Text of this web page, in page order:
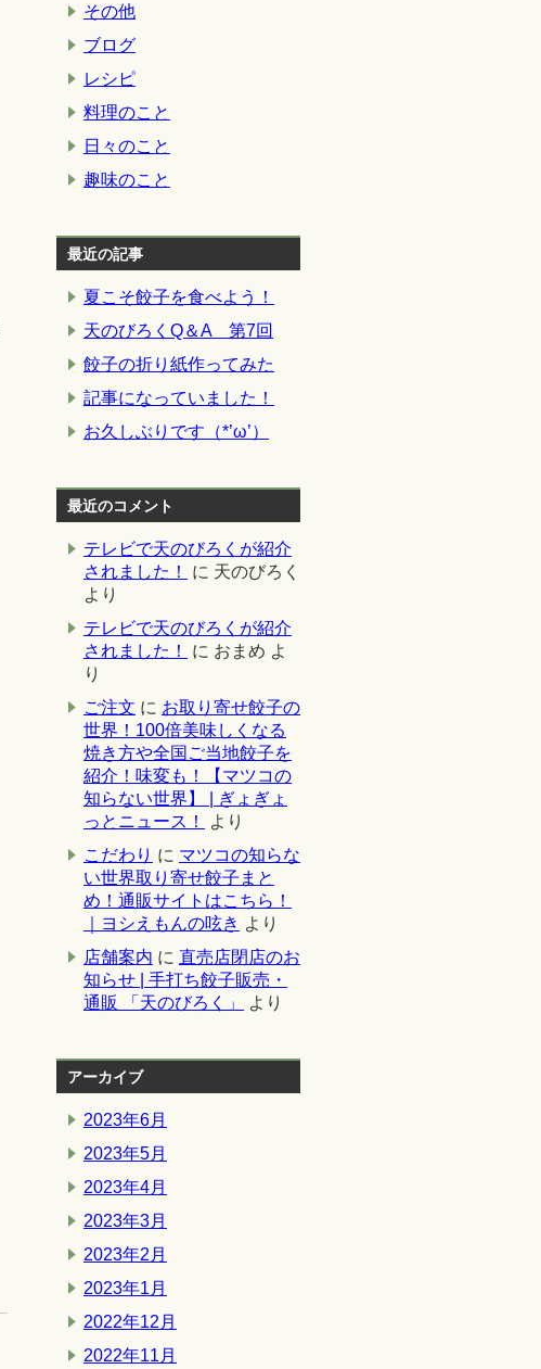
その他
ブログ
レシピ
料理のこと
日々のこと
趣味のこと
最近の記事
夏こそ餃子を食べよう！
天のびろくQ＆A 第7回
餃子の折り紙作ってみた
記事になっていました！
お久しぶりです（*’ω’）
最近のコメント
テレビで天のびろくが紹介
されました！
に 天のびろく
より
テレビで天のびろくが紹介
されました！
に おまめ よ
り
ご注文 に お取り寄せ餃子の
世界！100倍美味しくなる
焼き方や全国ご当地餃子を
紹介！味変も！【マツコの
知らない世界】 | ぎょぎょ
っとニュース！
より
こだわり に マツコの知らな
い世界取り寄せ餃子まと
め！通販サイトはこちら！
｜ヨシえもんの呟き より
店舗案内 に 直売店閉店のお
知らせ | 手打ち餃子販売・
通販 「天のびろく」
より
アーカイブ
2023年6月
2023年5月
2023年4月
2023年3月
2023年2月
2023年1月
2022年12月
2022年11月